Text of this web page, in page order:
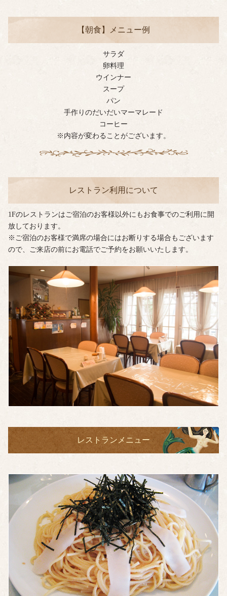
【朝食】メニュー例
サラダ
卵料理
ウインナー
スープ
パン
手作りのだいだいマーマレード
コーヒー
※内容が変わることがございます。
レストラン利用について
1Fのレストランはご宿泊のお客様以外にもお食事でのご利用に開
放しております。
※ご宿泊のお客様で満席の場合にはお断りする場合もございます
ので、ご来店の前にお電話でご予約をお願いいたします。
レストランメニュー